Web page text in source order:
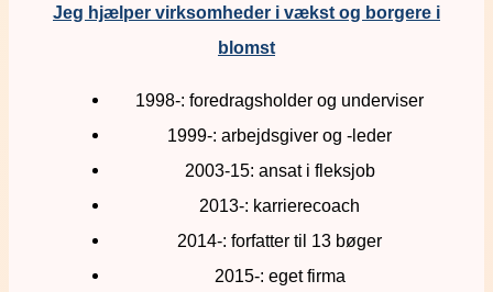
Jeg hjælper virksomheder i vækst og borgere i
blomst
1998-: foredragsholder og underviser
1999-: arbejdsgiver og -leder
2003-15: ansat i fleksjob
2013-: karrierecoach
2014-: forfatter til 13 bøger
2015-: eget firma